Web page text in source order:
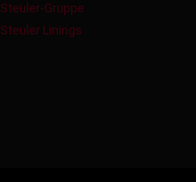
Steuler-Gruppe
Steuler Linings